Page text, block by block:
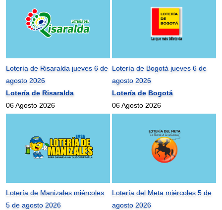
Lotería de Risaralda jueves 6 de
agosto 2026
Lotería de Risaralda
06 Agosto 2026
Lotería de Bogotá jueves 6 de
agosto 2026
Lotería de Bogotá
06 Agosto 2026
Lotería de Manizales miércoles
5 de agosto 2026
Lotería del Meta miércoles 5 de
agosto 2026